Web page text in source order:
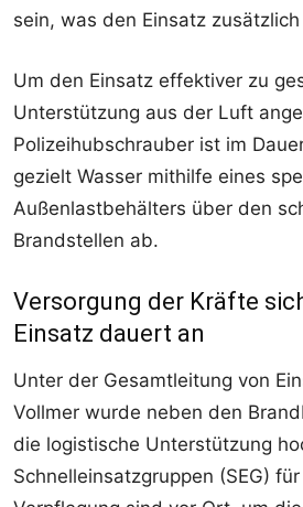
sein, was den Einsatz
Um den Einsatz effektiver zu
Unterstützung aus der Luft
Polizeihubschrauber ist im
gezielt Wasser mithilfe eines
Außenlastbehälters über den
Brandstellen ab.
Versorgung der Kräfte
Einsatz dauert an
Unter der Gesamtleitung von
Vollmer wurde neben den
die logistische Unterstützung
Schnelleinsatzgruppen (SEG)